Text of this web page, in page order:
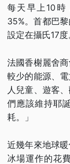
每天早上10時
35%。首都巴
設定在攝氏17度
法國香榭麗舍
較少的能源、
人兒童、遊客
們應該維持耶
耗。」
近幾年來地球
冰場運作的花